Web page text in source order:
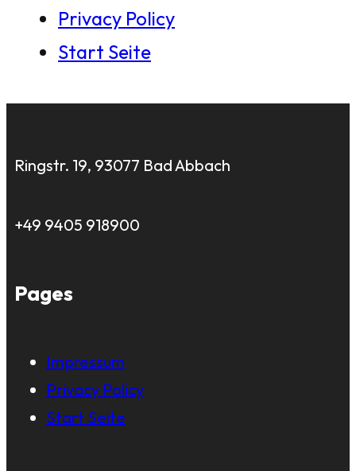
Privacy Policy
Start Seite
Ringstr. 19, 93077 Bad Abbach
+49 9405 918900
Pages
Impressum
Privacy Policy
Start Seite